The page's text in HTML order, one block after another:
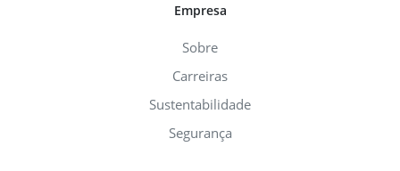
Empresa
Sobre
Carreiras
Sustentabilidade
Segurança